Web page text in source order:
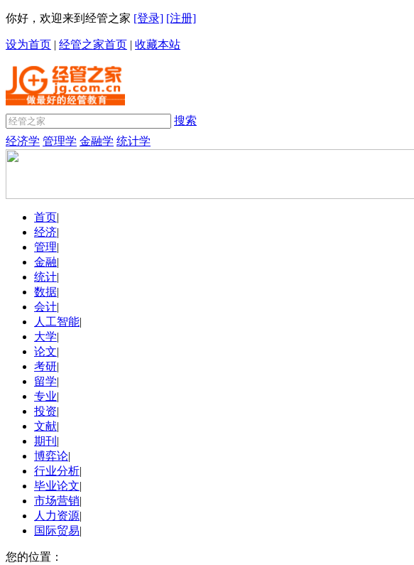
你好，欢迎来到经管之家 [登录] [注册]
设为首页 | 经管之家首页 | 收藏本站
搜索
经济学 管理学 金融学 统计学
首页|
经济|
管理|
金融|
统计|
数据|
会计|
人工智能|
大学|
论文|
考研|
留学|
专业|
投资|
文献|
期刊 |
博弈论|
行业分析|
毕业论文|
市场营销|
人力资源|
国际贸易|
您的位置：